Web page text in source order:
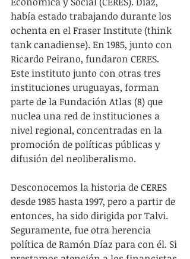
había estado trabajando durante los
ochenta en el Fraser Institute (think
tank canadiense). En 1985, junto con
Ricardo Peirano, fundaron CERES.
Este instituto junto con otras tres
instituciones uruguayas, forman
parte de la Fundación Atlas (8) que
nuclea una red de instituciones a
nivel regional, concentradas en la
promoción de políticas públicas y
difusión del neoliberalismo.
Desconocemos la historia de CERES
desde 1985 hasta 1997, pero a partir de
entonces, ha sido dirigida por Talvi.
Seguramente, fue otra herencia
política de Ramón Díaz para con él. Si